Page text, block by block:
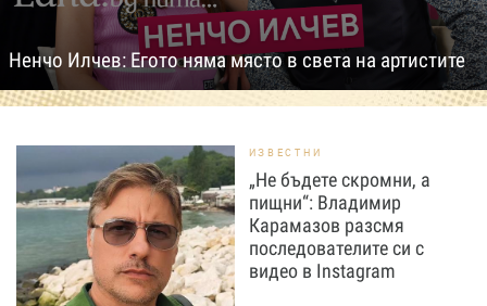
Ненчо Илчев: Егото няма място в света на артистите
ИЗВЕСТНИ
„Не бъдете скромни, а
пищни“: Владимир
Карамазов разсмя
последователите си с
видео в Instagram